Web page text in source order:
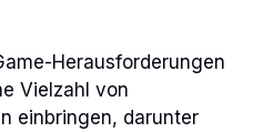
Herausforderungen
Vielzahl von
einbringen, darunter